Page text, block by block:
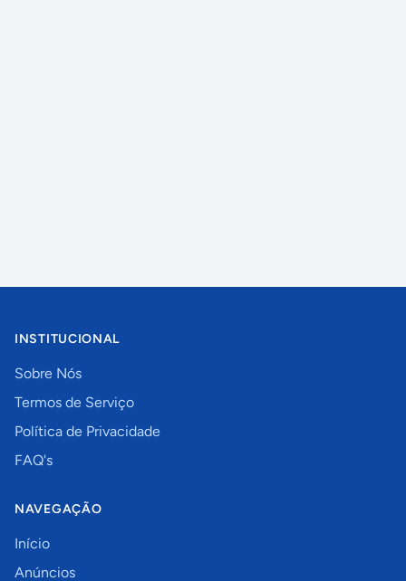
INSTITUCIONAL
Sobre Nós
Termos de Serviço
Política de Privacidade
FAQ's
NAVEGAÇÃO
Início
Anúncios